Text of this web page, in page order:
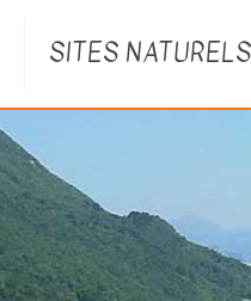
SITES NATURELS